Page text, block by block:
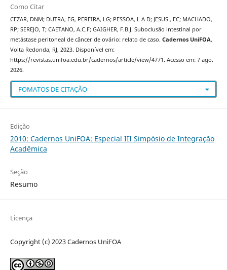
Como Citar
CEZAR, DNM; DUTRA, EG, PEREIRA, LG; PESSOA, L A D; JESUS , EC; MACHADO,
RP; SEREJO, T; CAETANO, A.C.F; GAIGHER, F.B.J. Suboclusão intestinal por
metástase peritoneal de câncer de ovário: relato de caso. Cadernos UniFOA,
Volta Redonda, RJ, 2023. Disponível em:
https://revistas.unifoa.edu.br/cadernos/article/view/4771. Acesso em: 7 ago.
2026.
FOMATOS DE CITAÇÃO
Edição
2010: Cadernos UniFOA: Especial III Simpósio de Integração
Acadêmica
Seção
Resumo
Licença
Copyright (c) 2023 Cadernos UniFOA